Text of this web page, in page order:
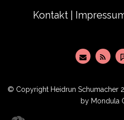
Kontakt
© Copyright Heidrun Schumacher
by Mondula